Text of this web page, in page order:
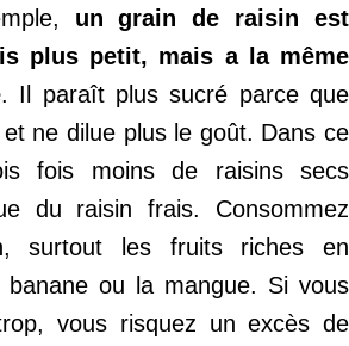
un grain de raisin est
plus petit, mais a la même
. Il paraît plus sucré parce que
et ne dilue plus le goût. Dans ce
fois moins de raisins secs
du raisin frais. Consommez
surtout les fruits riches en
ou la mangue. Si vous
vous risquez un excès de